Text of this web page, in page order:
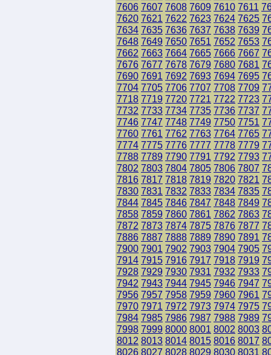
7606 7607 7608 7609 7610 7611
7620 7621 7622 7623 7624 7625
7634 7635 7636 7637 7638 7639
7648 7649 7650 7651 7652 7653
7662 7663 7664 7665 7666 7667
7676 7677 7678 7679 7680 7681
7690 7691 7692 7693 7694 7695
7704 7705 7706 7707 7708 7709
7718 7719 7720 7721 7722 7723
7732 7733 7734 7735 7736 7737
7746 7747 7748 7749 7750 7751
7760 7761 7762 7763 7764 7765
7774 7775 7776 7777 7778 7779
7788 7789 7790 7791 7792 7793
7802 7803 7804 7805 7806 7807
7816 7817 7818 7819 7820 7821
7830 7831 7832 7833 7834 7835
7844 7845 7846 7847 7848 7849
7858 7859 7860 7861 7862 7863
7872 7873 7874 7875 7876 7877
7886 7887 7888 7889 7890 7891
7900 7901 7902 7903 7904 7905
7914 7915 7916 7917 7918 7919
7928 7929 7930 7931 7932 7933
7942 7943 7944 7945 7946 7947
7956 7957 7958 7959 7960 7961
7970 7971 7972 7973 7974 7975
7984 7985 7986 7987 7988 7989
7998 7999 8000 8001 8002 8003
8012 8013 8014 8015 8016 8017
8026 8027 8028 8029 8030 8031